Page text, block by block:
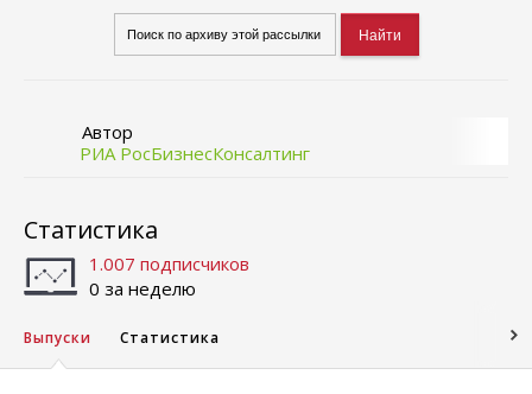
Автор
РИА РосБизнесКонсалтинг
Статистика
1.007 подписчиков
0 за неделю
Выпуски Статистика